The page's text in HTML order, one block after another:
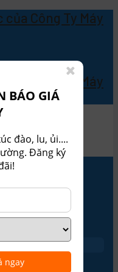
Công Ty Máy
Công Ty Máy
5
BÁO GIÁ
đào, lu, ủi....
Đăng ký
ngay